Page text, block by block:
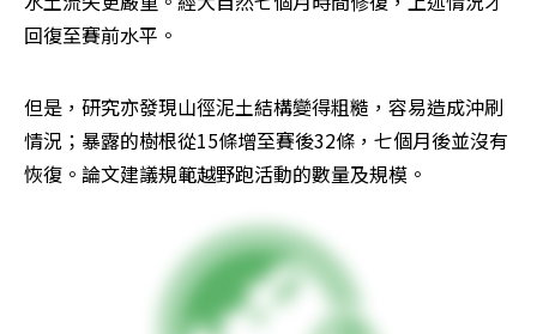
回復至賽前水平。
但是，研究亦發現山徑泥土結構變得粗糙，容易造成沖刷
情況；暴露的樹根從15條增至賽後32條，七個月後並沒有
恢復。論文建議規範越野跑活動的數量及規模。